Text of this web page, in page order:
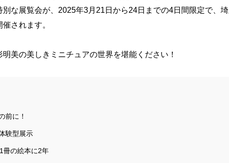
な展覧会が、2025年3月21日から24日までの4日間限定で、
されます。
美の美しきミニチュアの世界を堪能ください！
前に！
験型展示
冊の絵本に2年